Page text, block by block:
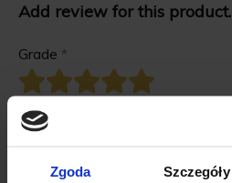
Zgoda Szczegóły
Add review for this product.
Grade *
First name